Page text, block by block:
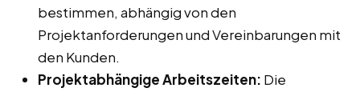
bestimmen, abhängig von den
Projektanforderungen und Vereinbarungen mit
den Kunden.
Projektabhängige Arbeitszeiten: Die